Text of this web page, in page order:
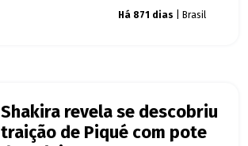
Há 871 dias | Brasil
Shakira revela se descobriu
traição de Piqué com pote